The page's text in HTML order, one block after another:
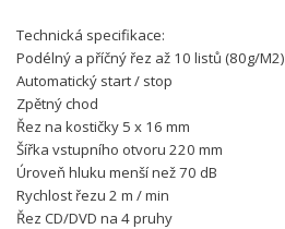
Technická specifikace:
Podélný a příčný řez až 10 listů (80g/M2)
Automatický start / stop
Zpětný chod
Řez na kostičky 5 x 16 mm
Šířka vstupního otvoru 220 mm
Úroveň hluku menší než 70 dB
Rychlost řezu 2 m / min
Řez CD/DVD na 4 pruhy